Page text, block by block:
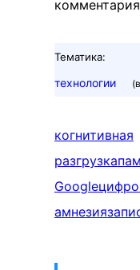
Тематика:
технологии
когнитивная
разгрузка
Google
амнезия